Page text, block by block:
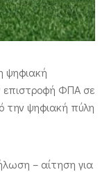
ψηφιακή
επιστροφή ΦΠΑ σε
την ψηφιακή πύλη
– αίτηση για